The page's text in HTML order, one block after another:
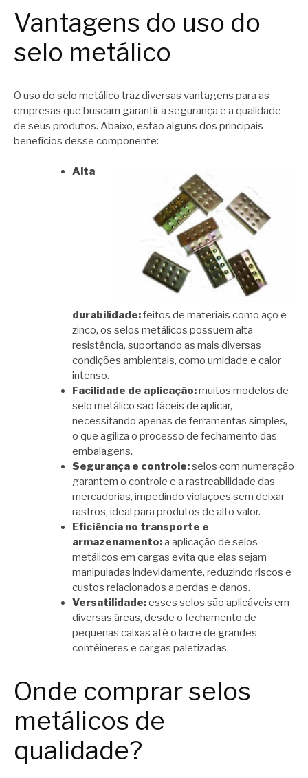
Vantagens do uso do
selo metálico
O uso do selo metálico traz diversas vantagens para as
empresas que buscam garantir a segurança e a qualidade
de seus produtos. Abaixo, estão alguns dos principais
benefícios desse componente:
Alta
durabilidade:feitos de materiais como aço e
zinco, os selos metálicos possuem alta
resistência, suportando as mais diversas
condições ambientais, como umidade e calor
intenso.
Facilidade de aplicação:muitos modelos de
selo metálico são fáceis de aplicar,
necessitando apenas de ferramentas simples,
o que agiliza o processo de fechamento das
embalagens.
Segurança e controle:selos com numeração
garantem o controle e a rastreabilidade das
mercadorias, impedindo violações sem deixar
rastros, ideal para produtos de alto valor.
Eficiência no transporte e
armazenamento:a aplicação de selos
metálicos em cargas evita que elas sejam
manipuladas indevidamente, reduzindo riscos e
custos relacionados a perdas e danos.
Versatilidade:esses selos são aplicáveis em
diversas áreas, desde o fechamento de
pequenas caixas até o lacre de grandes
contêineres e cargas paletizadas.
Onde comprar selos
metálicos de
qualidade?